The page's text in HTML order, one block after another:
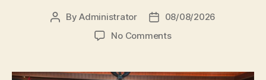
PostByAdministrator
Post08/08/2026
No Commentson
Gas